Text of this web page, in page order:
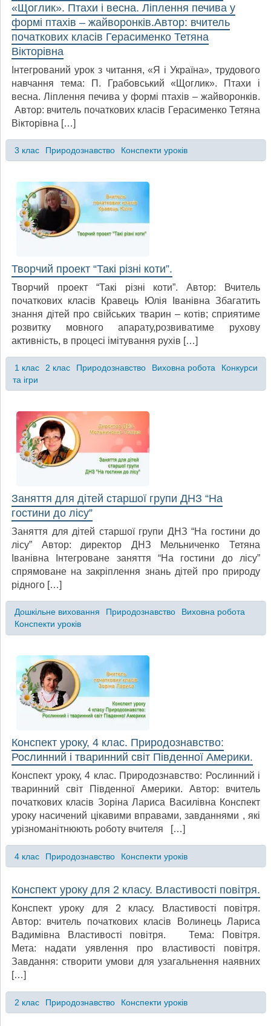
«Щоглик». Птахи і весна. Ліплення печива у
формі птахів – жайворонків.Автор: вчитель
початкових класів Герасименко Тетяна
Вікторівна
Інтегрований урок з читання, «Я і Україна», трудового
навчання тема: П. Грабовський «Щоглик». Птахи і
весна. Ліплення печива у формі птахів – жайворонків.
Автор: вчитель початкових класів Герасименко Тетяна
Вікторівна […]
3 клас Природознавство Конспекти уроків
Творчий проект “Такі різні коти”.
Творчий проект “Такі різні коти”. Автор: Вчитель
початкових класів Кравець Юлія Іванівна Збагатить
знання дітей про свійських тварин – котів; сприятиме
розвитку мовного апарату,розвиватиме рухову
активність, в процесі імітування рухів […]
1 клас 2 клас Природознавство Виховна робота
Конкурси
та ігри
Заняття для дітей старшої групи ДНЗ “На
гостини до лісу”
Заняття для дітей старшої групи ДНЗ “На гостини до
лісу” Автор: директор ДНЗ Мельниченко Тетяна
Іванівна Інтегроване заняття “На гостини до лісу”
спрямоване на закріплення знань дітей про природу
рідного […]
Дошкільне виховання Природознавство
Виховна робота
Конспекти уроків
Конспект уроку, 4 клас. Природознавство:
Рослинний і тваринний світ Південної Америки.
Конспект уроку, 4 клас. Природознавство: Рослинний і
тваринний світ Південної Америки. Автор: вчитель
початкових класів Зоріна Лариса Василівна Конспект
уроку насичений цікавими вправами, завданнями , які
урізноманітнюють роботу вчителя […]
4 клас Природознавство Конспекти уроків
Конспект уроку для 2 класу. Властивості повітря.
Конспект уроку для 2 класу. Властивості повітря.
Автор: вчитель початкових класів Волинець Лариса
Вадимівна Властивості повітря. Тема: Повітря.
Мета: надати уявлення про властивості повітря.
Завдання: створити умови для узагальнення наявних
[…]
2 клас Природознавство Конспекти уроків